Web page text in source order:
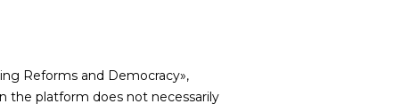
Reforms and Democracy»,
the platform does not necessarily